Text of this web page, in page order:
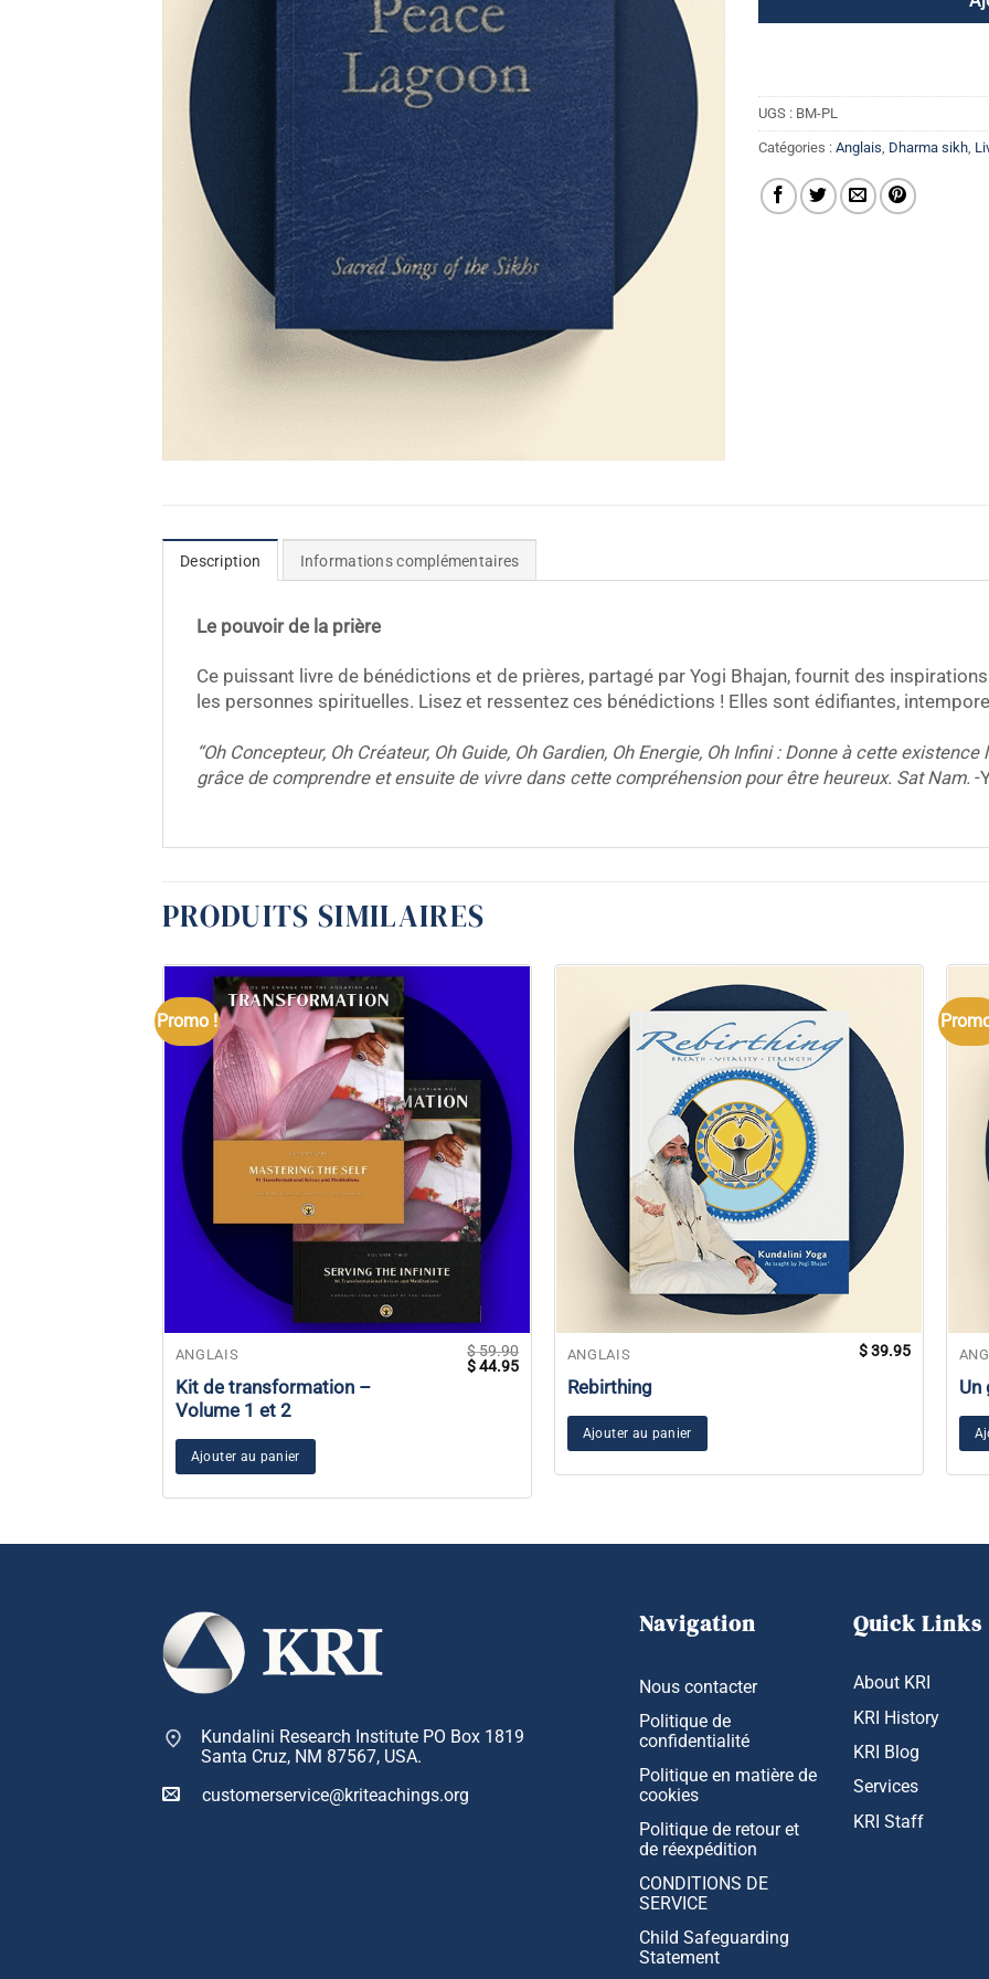
UGS : BM-PL
Catégories : Anglais Dharma sikh
Description Informations complémentaires
Le pouvoir de la prière
Ce puissant livre de bénédictions et de prières, partagé par Yogi Bhajan, fournit des
les personnes spirituelles. Lisez et ressentez ces bénédictions ! Elles sont édifiantes,
“Oh Concepteur, Oh Créateur, Oh Guide, Oh Gardien, Oh Energie, Oh Infini : Donne à cette
grâce de comprendre et ensuite de vivre dans cette compréhension pour être heureux. Sat Nam. -
PRODUITS SIMILAIRES
Promo !
ANGLAIS
Kit de transformation –
Volume 1 et 2
$59.90
Le
$44.95Le
Ajouter au panier
ANGLAIS
Rebirthing
$39.95
Ajouter au panier
Un
Kundalini Research Institute PO Box 1819
Santa Cruz, NM 87567, USA.
customerservice@kriteachings.org
Navigation
Nous contacter
Politique de
confidentialité
Politique en matière de
cookies
Politique de retour et
de réexpédition
CONDITIONS DE
SERVICE
Child Safeguarding
Statement
Quick Links
About KRI
KRI History
KRI Blog
Services
KRI Staff